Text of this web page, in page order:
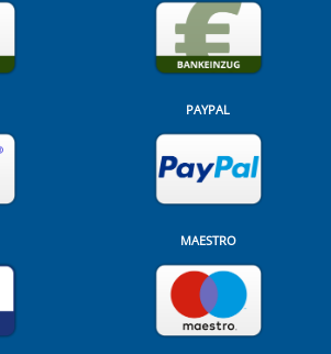
PAYPAL
MAESTRO